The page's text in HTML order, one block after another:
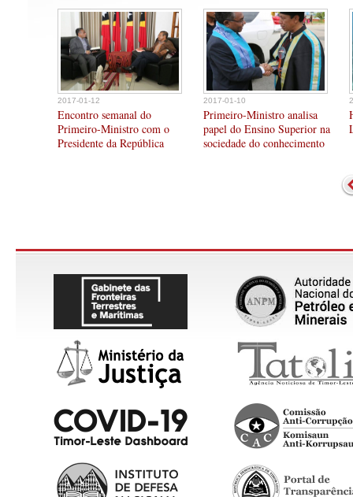
2017-01-12
Encontro semanal do
Primeiro-Ministro com o
Presidente da República
2017-01-10
Primeiro-Ministro analisa
papel do Ensino Superior na
sociedade do conhecimento